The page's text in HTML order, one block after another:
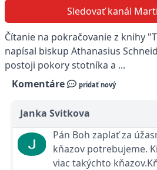
Sledovať kanál
Čítanie na pokračovanie z knihy
napísal biskup Athanasius
postoji pokory stotníka a ...
Komentáre
pridať nový
Janka Svitkova
Pán Boh zaplať za
kňazov potrebujeme.
viac takýchto